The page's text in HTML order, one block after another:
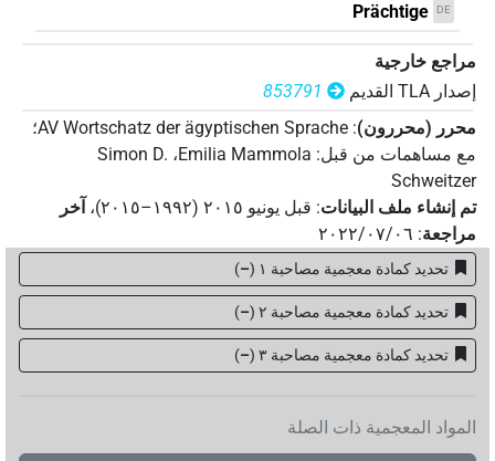
DE
Prächtige
مراجع خارجية
إصدار‏ ‏TLA‏ القديم
853791
محرر (محررون):
AV Wortschatz der ägyptischen Sprache؛
مع مساهمات من قبل:
Emilia Mammola، Simon D.
Schweitzer
تم إنشاء ملف البيانات: قبل يونيو ۲۰۱٥ (۱۹۹۲–۲۰۱٥) ، آخر
مراجعة: ٢٠٢٢/٠٧/٠٦
تحديد كمادة معجمية مصاحبة ١ –
)
تحديد كمادة معجمية مصاحبة ٢ –
)
تحديد كمادة معجمية مصاحبة ۳ –
)
المواد المعجمية ذات الصلة